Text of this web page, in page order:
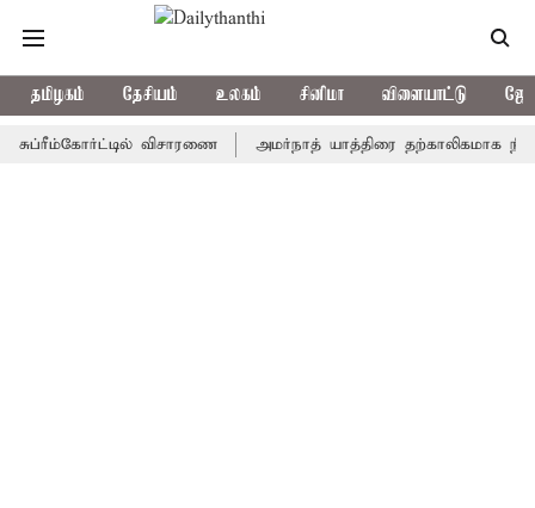
தமிழகம் தேசியம் உலகம் சினிமா விளையாட்டு
விசாரணை அமர்நாத் யாத்திரை தற்காலிகமாக நிறுத்தம்